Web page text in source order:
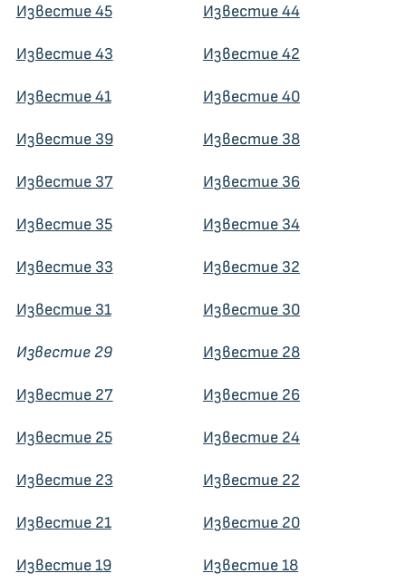
Известие 45 Известие 44
Известие 43 Известие 42
Известие 41 Известие 40
Известие 39 Известие 38
Известие 37 Известие 36
Известие 35 Известие 34
Известие 33 Известие 32
Известие 31 Известие 30
Известие 29 Известие 28
Известие 27 Известие 26
Известие 25 Известие 24
Известие 23 Известие 22
Известие 21 Известие 20
Известие 19 Известие 18